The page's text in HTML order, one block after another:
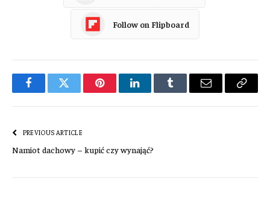
Follow on Flipboard
FacebookTwitter PinterestLinkedInTumblr Email
Copy
PREVIOUS ARTICLE
Namiot dachowy – kupić czy wynająć?